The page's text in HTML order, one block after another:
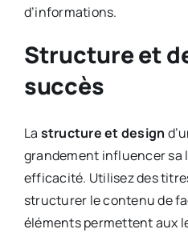
d’informations.
Structure et
succès
La structure et design
grandement influencer sa
efficacité. Utilisez des
structurer le contenu de
éléments permettent aux